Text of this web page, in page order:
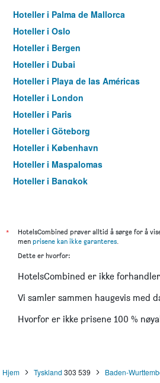
Hoteller i Palma de Mallorca
Hoteller i Oslo
Hoteller i Bergen
Hoteller i Dubai
Hoteller i Playa de las Américas
Hoteller i London
Hoteller i Paris
Hoteller i Göteborg
Hoteller i København
Hoteller i Maspalomas
Hoteller i Bangkok
*
HotelsCombined prøver alltid å sørge for å
men prisene kan ikke garanteres.
Dette er hvorfor:
HotelsCombined er ikke
Vi samler sammen haugevis med
Hvorfor er ikke prisene 100 %
Hjem Tyskland 303 539 Baden-